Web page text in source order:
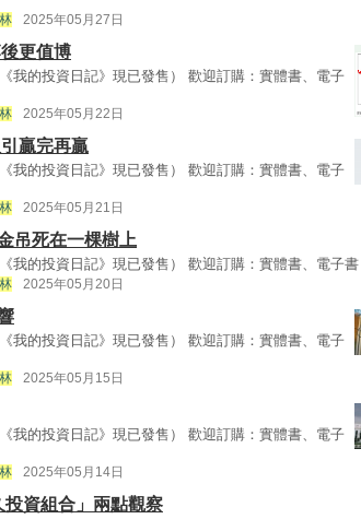
2025年05月27日
更值博
我的投資日記》現已發售） 歡迎訂購：實體書、電子
2025年05月22日
贏完再贏
我的投資日記》現已發售） 歡迎訂購：實體書、電子
2025年05月21日
吊死在一棵樹上
我的投資日記》現已發售） 歡迎訂購：實體書、電子
2025年05月20日
我的投資日記》現已發售） 歡迎訂購：實體書、電子
2025年05月15日
我的投資日記》現已發售） 歡迎訂購：實體書、電子
2025年05月14日
資組合」兩點觀察